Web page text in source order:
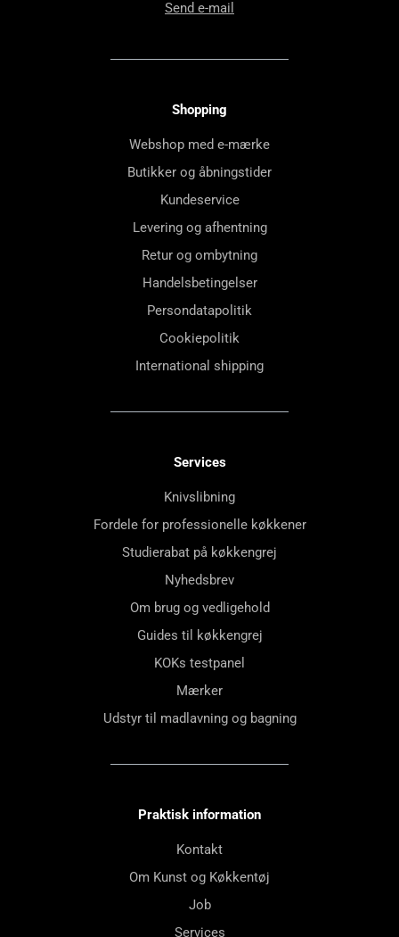
Send e-mail
Shopping
Webshop med e-mærke
Butikker og åbningstider
Kundeservice
Levering og afhentning
Retur og ombytning
Handelsbetingelser
Persondatapolitik
Cookiepolitik
International shipping
Services
Knivslibning
Fordele for professionelle køkkener
Studierabat på køkkengrej
Nyhedsbrev
Om brug og vedligehold
Guides til køkkengrej
KOKs testpanel
Mærker
Udstyr til madlavning og bagning
Praktisk information
Kontakt
Om Kunst og Køkkentøj
Job
Services